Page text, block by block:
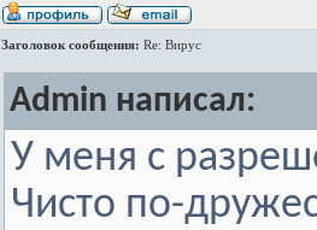
Заголовок сообщения: Re: Вирус
Admin написал:
У меня с
Чисто по-